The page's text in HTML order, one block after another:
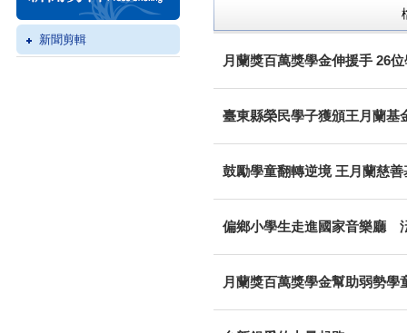
新聞剪輯
月蘭獎百萬獎學金伸援手 26
臺東縣榮民學子獲頒王月蘭基
鼓勵學童翻轉逆境 王月蘭慈
偏鄉小學生走進國家音樂廳
月蘭獎百萬獎學金幫助弱勢學